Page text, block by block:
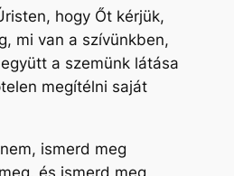
hogy Őt kérjük,
mi van a szívünkben,
a szemünk látása
megítélni saját
ismerd meg
és ismerd meg